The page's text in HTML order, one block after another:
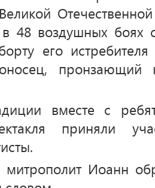
48 воздушных боях
его
вместе с
приняли
митрополит Иоанн